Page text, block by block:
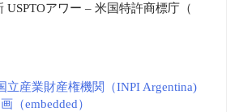
USPTOアワー – 米国特許商標庁（
立産業財産権機関（INPI Argentina)
（embedded）